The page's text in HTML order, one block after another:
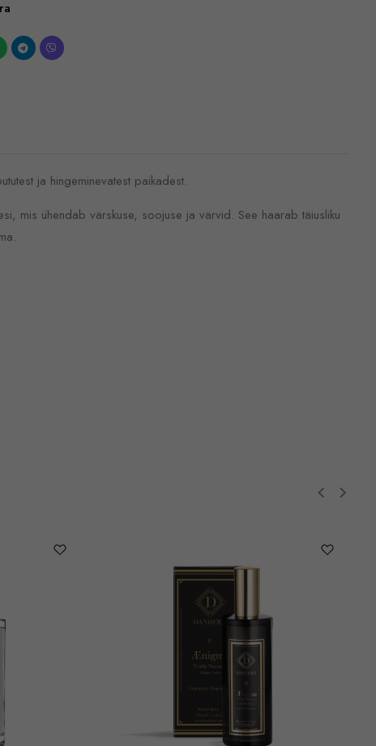
ja hingeminevatest paikadest.
mis ühendab värskuse, soojuse ja värvid. See haarab täiusliku